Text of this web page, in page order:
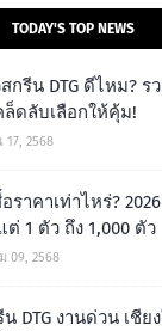
TODAY'S TOP NEWS
กรีน DTG ดีไหม?
ล็ดลับเลือกให้คุ้ม!
17, 2568
ราคาเท่าไหร่?
ต่ 1 ตัว ถึง 1,000 ตัว
09, 2568
DTG งานด่วน เชีย